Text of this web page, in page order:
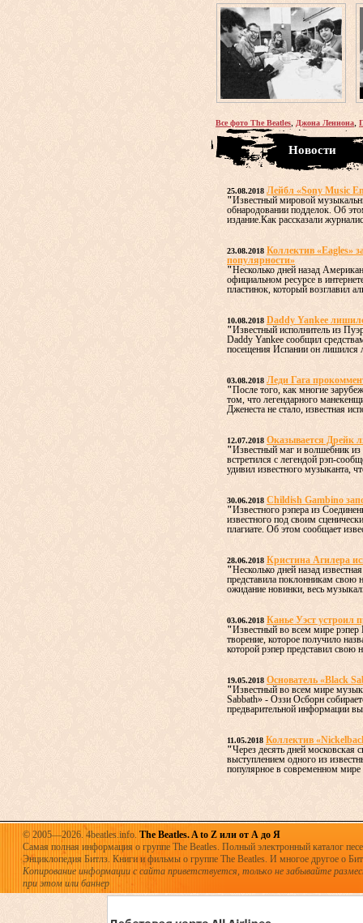
Все фото The Beatles, Джона Леннона,
Новости
25.08.2018 Лейбл «Sony Music
"Известный мировой
обнародовании подделок. Об
издание.Как рассказали
23.08.2018 Коллектив «Eagles»
популярности»
"Несколько дней назад
официальном ресурсе в
пластинок, который возглавил
10.08.2018 Daddy Yankee
"Известный исполнитель из
Daddy Yankee сообщил
посещения Испании он
03.08.2018 Леди Гага
"После того, как многие
том, что легендарного
Дженеста не стало, известная
12.07.2018 Оказывается Дрейк
"Известный маг и волшебник из
встретился с легендой рэп-
удивил известного музыканта,
30.06.2018 Childish Gambino
"Известного рэпера из
известного под своим
плагиате. Об этом сообщает
28.06.2018 Кристина Агилера
"Несколько дней назад
представила поклонникам свою
ожидание новинки, весь
03.06.2018 Канье Уэст устроил
"Известный во всем мире рэпер
творение, которое получило
которой рэпер представил свою
19.05.2018 Основатель «Black
"Известный во всем мире
Sabbath» - Оззи Осборн
предварительной информации
11.05.2018 Коллектив
"Через десять дней московская
выступлением одного из
популярное в современном мире
© 2005—2026. 4beatles.info. The Beatles. A to Z или от А до Я
Самая полная информация о группе The Beatles. Полный электронный каталог
Энциклопедия Битлз. Книги и фильмы о группе The Beatles. И многое другое о
Копирование информации с сайта приветствуется, только не забывайте
при этом или баннер